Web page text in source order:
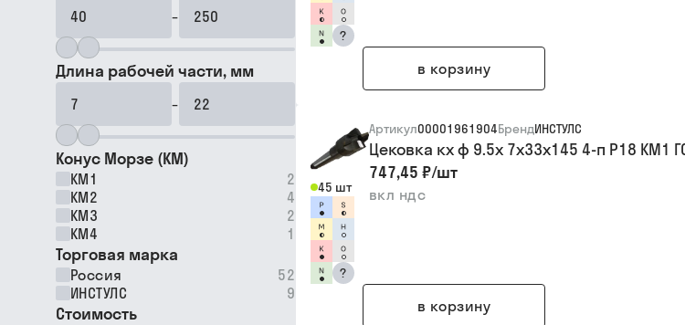
–
Длина рабочей части, мм
–
Конус Морзе (КМ)
КМ1
2
КМ2
4
КМ3
2
КМ4
1
Торговая марка
Россия
52
ИНСТУЛС
9
Стоимость
?
в корзину
45 шт
?
Артикул00001961904БрендИНСТУЛС
Цековка кх ф 9.5х 7х33х145 4-п Р18
747,45 ₽/шт
вкл ндс
в корзину